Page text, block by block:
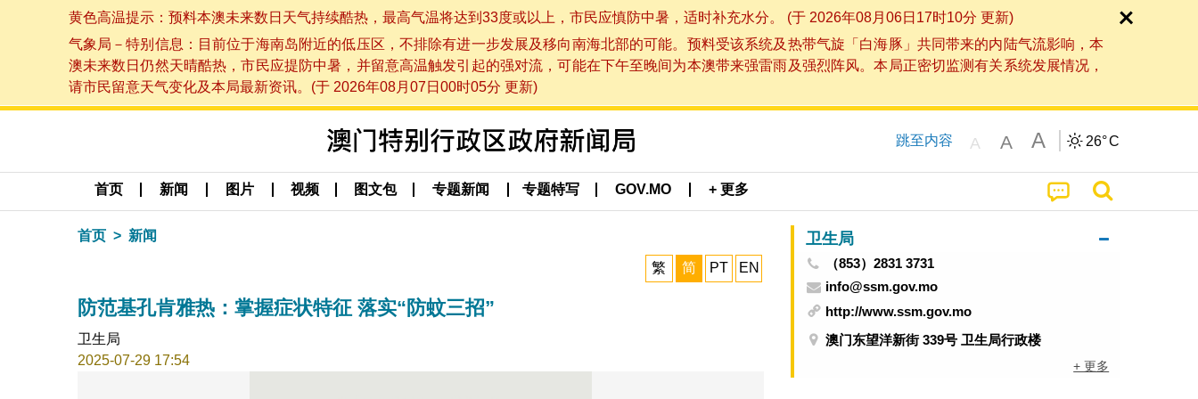
黄色高温提示：预料本澳未来数日天气持续酷热，最高气温将达到33度或以上，市民应慎防中暑，适时补充水分。 (于 2026年08月06日17时10分 更新)
气象局－特别信息：目前位于海南岛附近的低压区，不排除有进一步发展及移向南海北部的可能。预料受该系统及热带气旋「白海豚」共同带来的内陆气流影响，本
澳未来数日仍然天晴酷热，市民应提防中暑，并留意高温触发引起的强对流，可能在下午至晚间为本澳带来强雷雨及强烈阵风。本局正密切监测有关系统发展情况，
请市民留意天气变化及本局最新资讯。(于 2026年08月07日00时05分 更新)
跳至内容 A A A 26°C
首页 新闻 图片 视频 图文包 专题新闻 专题特写 GOV.MO + 更多
首页 新闻
繁 简 PT EN
防范基孔肯雅热：掌握症状特征 落实“防蚊三招”
卫生局
2025-07-29 17:54
卫生局
（853）2831 3731
info@ssm.gov.mo
http://www.ssm.gov.mo
澳门东望洋新街 339号 卫生局行政楼
+ 更多